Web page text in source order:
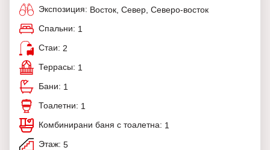
Экспозиция: Восток, Север, Северо-восток
Спальни: 1
Стаи: 2
Террасы: 1
Бани: 1
Тоалетни: 1
Комбинирани баня с тоалетна: 1
Этаж: 5